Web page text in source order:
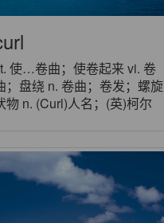
使…卷曲；使卷起来 vi. 卷
；盘绕 n. 卷曲；卷发；螺旋
物 n. (Curl)人名；(英)柯尔